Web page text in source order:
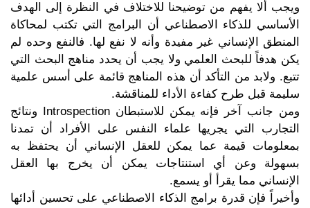
ويجب ألا يفهم من توضيحنا للاختلاف في النظرة إلى الهدف
الأساسي للذكاء الاصطناعي أن البرامج التي تكتب لمحاكاة
المنطق الإنساني غير مفيدة وأنه لا نفع لها. فالنفع وحده لم
يكن هدفاً للبحث العلمي ولا يجب أن يحدد مناهج البحث التي
تتبع. ولابد من التأكد أن هذه المناهج قائمة على أسس علمية
سليمة قبل طرح كفاءة الأداء للمناقشة.
ومن جانب آخر فإنه يمكن للاستبطان Introspection ونتائج
التجارب التي يجريها علماء النفس على الأفراد أن تمدنا
بمعلومات قيمة عما يمكن للعقل الإنساني أن يحتفظ به
بسهولة وعن أي استنتاجات يمكن أن يخرج بها العقل
الإنساني مما يقرأ أو يسمع.
وأخيراً فإن قدرة برامج الذكاء الاصطناعي على تحسين أدائها